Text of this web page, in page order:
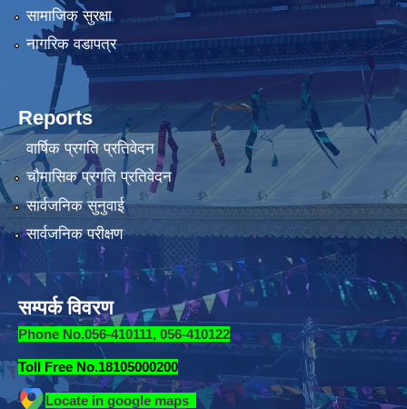
सामाजिक सुरक्षा
नागरिक वडापत्र
Reports
वार्षिक प्रगति प्रतिवेदन
चौमासिक प्रगति प्रतिवेदन
सार्वजनिक सुनुवाई
सार्वजनिक परीक्षण
सम्पर्क विवरण
Phone No.056-410111, 056-410122
Toll Free No.18105000200
Locate in google maps